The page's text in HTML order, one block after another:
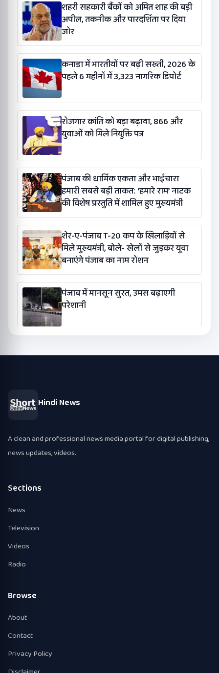
शहरी सहकारी बैंकों को अमित शाह की बड़ी
अपील, तकनीक और पारदर्शिता पर दिया
जोर
कनाडा में भारतीयों पर बढ़ी सख्ती, 2026 के
पहले 6 महीनों में 3,323 नागरिक डिपोर्ट
रोजगार क्रांति को बड़ा बढ़ावा, 866 और
युवाओं को मिले नियुक्ति पत्र
पंजाब की धार्मिक एकता और भाईचारा
हमारी सबसे बड़ी ताकत: ‘हमारे राम’ नाटक
की विशेष प्रस्तुति में शामिल हुए मुख्यमंत्री
शेर-ए-पंजाब T-20 कप के खिलाड़ियों से
मिले मुख्यमंत्री, बोले- खेलों से जुड़कर युवा
बनाएंगे पंजाब का नाम रोशन
पंजाब में मानसून सुस्त, उमस बढ़ाएगी
परेशानी
Hindi News
A clean and professional news media portal for digital publishing,
news updates, videos.
Sections
News
Television
Videos
Radio
Browse
About
Contact
Privacy Policy